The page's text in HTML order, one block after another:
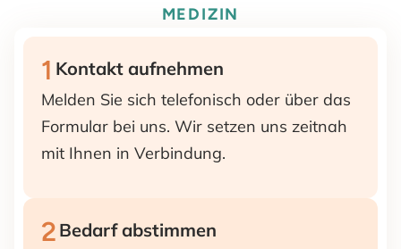
1 Kontakt aufnehmen
Melden Sie sich telefonisch oder über das
Formular bei uns. Wir setzen uns zeitnah
mit Ihnen in Verbindung.
2 Bedarf abstimmen
MEDIZIN